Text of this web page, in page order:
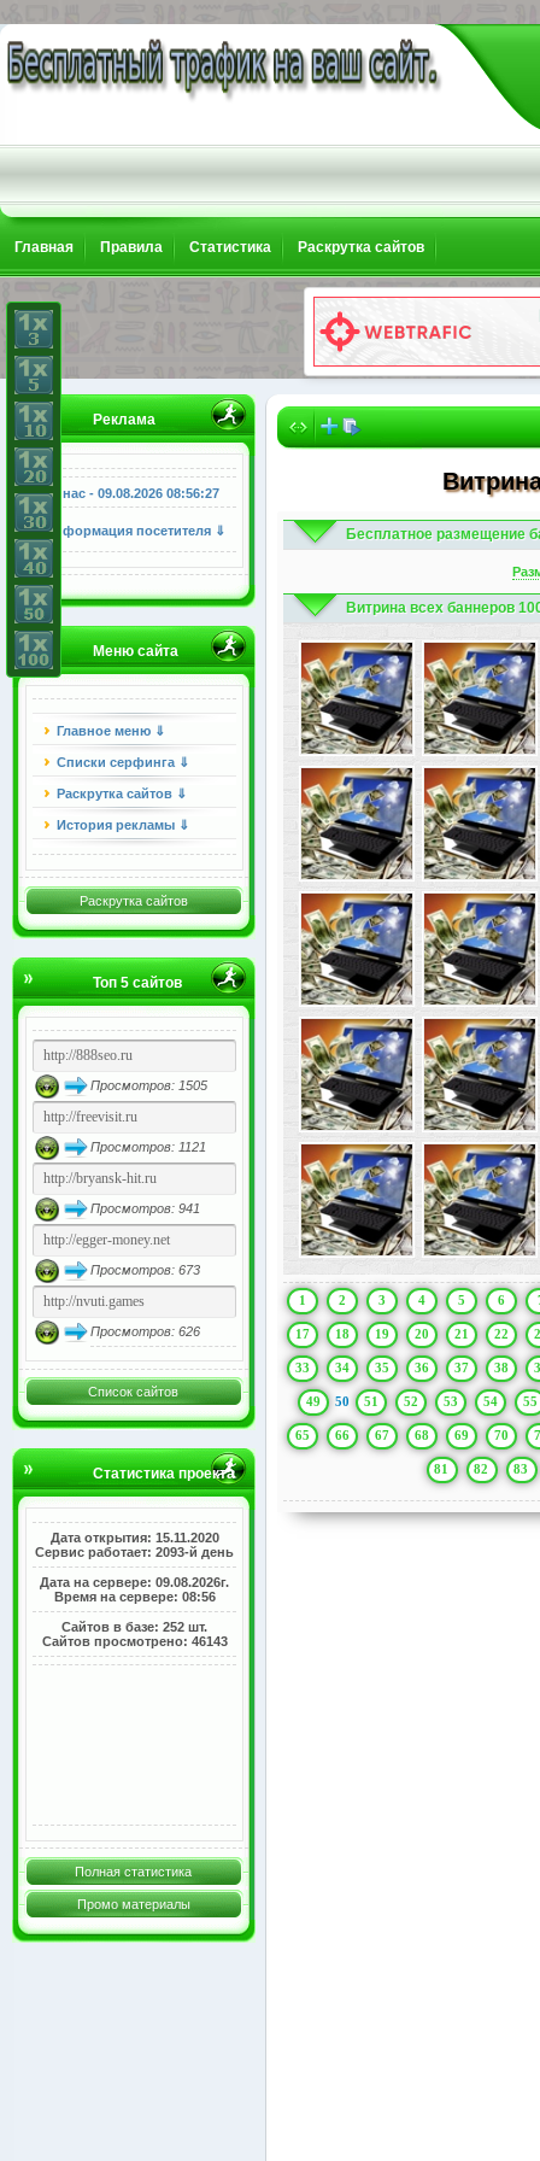
Главная Правила Статистика Раскрутка сайтов
Реклама
У нас - 09.08.2026 08:56:28
Информация посетителя ⇓
Меню сайта
Главное меню ⇓
Списки серфинга ⇓
Раскрутка сайтов ⇓
История рекламы ⇓
Раскрутка сайтов
Топ 5 сайтов
Просмотров: 1505
Просмотров: 1121
Просмотров: 941
Просмотров: 673
Просмотров: 626
Список сайтов
Статистика проекта
Дата открытия: 15.11.2020
Сервис работает: 2093-й день
Дата на сервере: 09.08.2026г.
Время на сервере: 08:56
Сайтов в базе: 252 шт.
Сайтов просмотрено: 46143
Полная статистика
Промо материалы
Бесплатное размещение
Витрина всех баннеров
1 2 3 4 5 6
17 18 19 20 21 22
33 34 35 36 37 38
49 50 51 52 53 54 55
65 66 67 68 69 70
81 82 83